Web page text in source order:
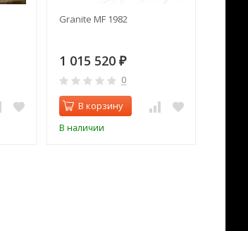
Granite MF 1982
1 015 520 ₽
0
В корзину
В наличии